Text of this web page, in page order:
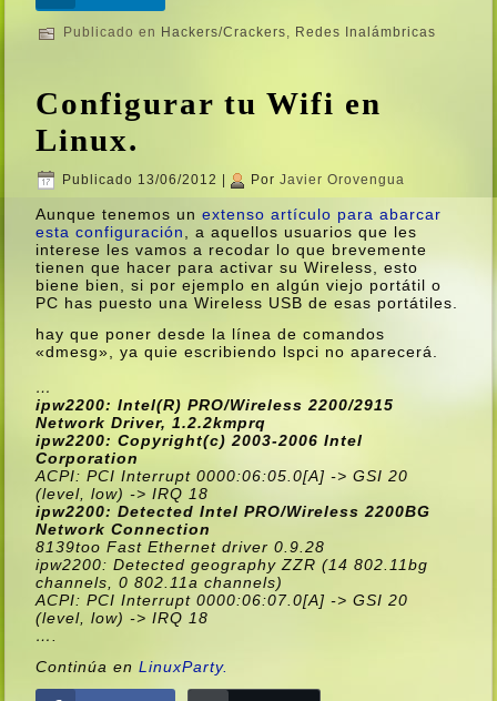
Publicado en Hackers/Crackers, Redes Inalámbricas
Configurar tu Wifi en
Linux.
Publicado 13/06/2012 Por Javier Orovengua
Aunque tenemos unextenso artí­culo para abarcar
esta configuración
, a aquellos usuarios que les
interese les vamos a recodar lo que brevemente
tienen que hacer para activar su Wireless, esto
biene bien, si por ejemplo en algún viejo portátil o
PC has puesto una Wireless USB de esas portátiles.
hay que poner desde la lí­nea de comandos
«dmesg», ya quie escribiendo lspci no aparecerá.
…
ipw2200: Intel(R) PRO/Wireless 2200/2915
Network Driver, 1.2.2kmprq
ipw2200: Copyright(c) 2003-2006 Intel
Corporation
ACPI: PCI Interrupt 0000:06:05.0[A] -> GSI 20
(level, low) -> IRQ 18
ipw2200: Detected Intel PRO/Wireless 2200BG
Network Connection
8139too Fast Ethernet driver 0.9.28
ipw2200: Detected geography ZZR (14 802.11bg
channels, 0 802.11a channels)
ACPI: PCI Interrupt 0000:06:07.0[A] -> GSI 20
(level, low) -> IRQ 18
….
Continúa enLinuxParty.